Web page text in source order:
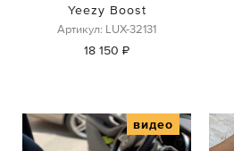
Yeezy Boost
Артикул: LUX-32131
18 150 ₽
видео